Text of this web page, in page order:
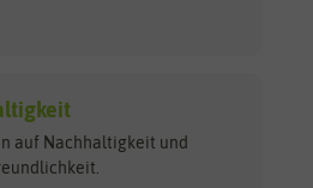
auf Nachhaltigkeit und